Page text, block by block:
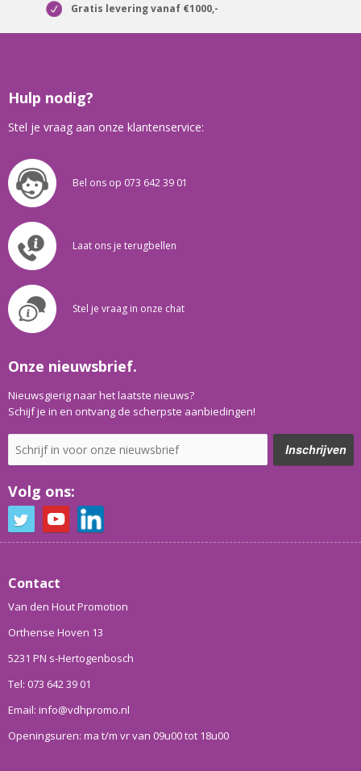
Gratis levering vanaf €1000,-
Hulp nodig?
Stel je vraag aan onze klantenservice:
Bel ons op 073 642 39 01
Laat ons je terugbellen
Stel je vraag in onze chat
Onze nieuwsbrief.
Nieuwsgierig naar het laatste nieuws?
Schijf je in en ontvang de scherpste aanbiedingen!
Volg ons:
Contact
Van den Hout Promotion
Orthense Hoven 13
5231 PN s-Hertogenbosch
Tel: 073 642 39 01
Email: info@vdhpromo.nl
Openingsuren: ma t/m vr van 09u00 tot 18u00